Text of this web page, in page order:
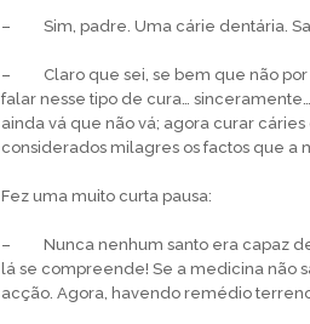
– Sim, padre. Uma cárie dentária.
– Claro que sei, se bem que não por
fa­lar nesse tipo de cura…
ainda vá que não vá; agora curar
considerados milagres os factos que a
Fez uma muito curta pausa:
– Nunca nenhum santo era capaz
lá se compreende! Se a medicina não
acção. Agora, havendo remédio